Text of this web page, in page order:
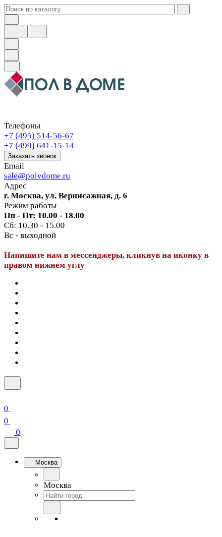
Телефоны
+7 (495) 514-56-67
+7 (499) 641-15-14
Заказать звонок
Email
sale@polvdome.ru
Адрес
г. Москва, ул. Вернисажная, д. 6
Режим работы
Пн - Пт: 10.00 - 18.00
Сб: 10.30 - 15.00
Вс - выходной
Напишите нам в мессенджеры, кликнув на иконку в
правом нижнем углу
0
0
0
Москва
Москва